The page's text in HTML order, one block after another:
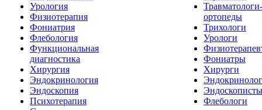
Урология
Физиотерапия
Фониатрия
Флебология
Функциональная
диагностика
Хирургия
Эндокринология
Эндоскопия
Психотерапия
Травматологи-
ортопеды
Трихологи
Урологи
Фониатры
Хирурги
Эндоскописты
Флебологи